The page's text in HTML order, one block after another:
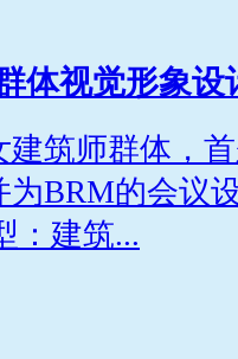
体视觉形象设
筑师群体，
BRM的会议
：建筑...